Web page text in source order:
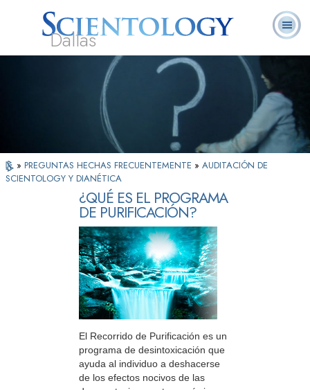
Dallas
¿Qué es
Scientology?
Ministros
Voluntarios
Preguntas
Frecuentes
» PREGUNTAS HECHAS FRECUENTEMENTE » AUDITACIÓN DE
SCIENTOLOGY Y DIANÉTICA
¿QUÉ ES EL PROGRAMA
DE PURIFICACIÓN?
El Recorrido de Purificación es un
programa de desintoxicación que
ayuda al individuo a deshacerse
de los efectos nocivos de las